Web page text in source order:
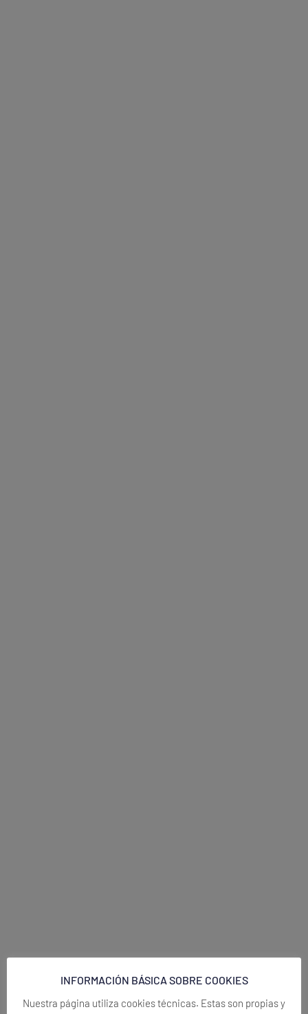
INFORMACIÓN BÁSICA SOBRE COOKIES
Nuestra página utiliza cookies técnicas. Estas son propias y